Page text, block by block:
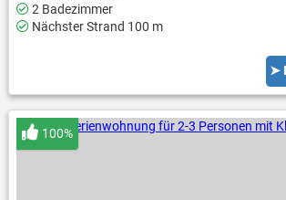
2 Badezimmer
Nächster Strand 100 m
➤
100%